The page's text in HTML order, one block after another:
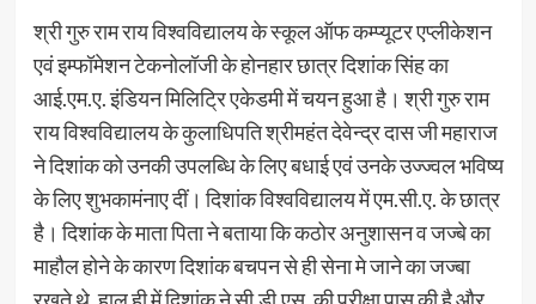
श्री गुरु राम राय विश्वविद्यालय के स्कूल ऑफ कम्प्यूटर एप्लीकेशन
एवं इम्फॉमेशन टेकनोलॉजी के होनहार छात्र दिशांक सिंह का
आई.एम.ए. इंडियन मिलिट्रि एकेडमी में चयन हुआ है। श्री गुरु राम
राय विश्वविद्यालय के कुलाधिपति श्रीमहंत देवेन्द्र दास जी महाराज
ने दिशांक को उनकी उपलब्धि के लिए बधाई एवं उनके उज्ज्वल भविष्य
के लिए शुभकामंनाए दीं। दिशांक विश्वविद्यालय में एम.सी.ए. के छात्र
है। दिशांक के माता पिता ने बताया कि कठोर अनुशासन व जज्बे का
माहौल होने के कारण दिशांक बचपन से ही सेना मे जाने का जज्बा